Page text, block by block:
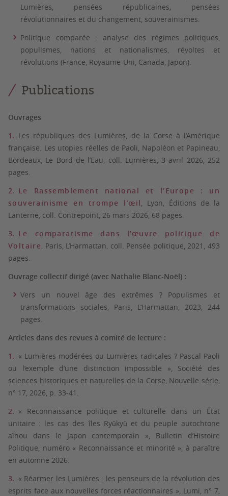
Lumières, pensées républicaines, pensées
révolutionnaires et du changement, souverainismes.
Politique comparée : analyse des régimes politiques,
populismes, nations et nationalismes, révoltes et
révolutions (France, Royaume-Uni, Canada, Japon).
Publications
Ouvrages
Les républiques des Lumières, de la Corse à l’Amérique
française. Les utopies réelles de Paoli, Napoléon et Papineau,
Bordeaux, Le Bord de l’Eau, coll. Lumières, 3 avril 2026, 252
pages.
Le Rassemblement national et l’Europe : un
souverainisme en trompe l’œil, Lyon, Éditions de la
Lanterne, coll. Contrepoint, 26 mars 2026, 68 pages.
Le comparatisme dans l’œuvre politique de
Voltaire, Paris, L’Harmattan, coll. Pensée politique, 2021, 493
pages.
Ouvrage collectif dirigé (avec Nathalie Blanc-Noël) :
Vers un nouvel âge des extrêmes ? Populismes et
transformations sociales, Paris, L’Harmattan, 2023, 244
pages.
Articles dans des revues à comité de lecture :
« Lumières modérées ou Lumières radicales ? Pascal Paoli
ou l’exemple d’une distinction impossible », Société des
sciences historiques et naturelles de la Corse, Nouvelle série,
n° 17, 2026, p. 33-41.
« Reconnaissance politique et culturelle dans un État
unitaire : les cas des îles Ryūkyū et du peuple autochtone
aïnou dans le Japon contemporain », Bulletin d’Histoire
Politique, numéro « Reconnaissance et minorité », à paraître
en automne 2026.
« Réarmer les Lumières : les penseurs de la révolution des
esprits face aux nouvelles forces réactionnaires », Lumi, n° 7,